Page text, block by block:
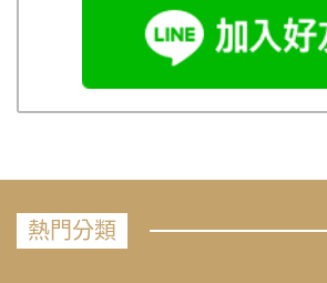
熱門分類